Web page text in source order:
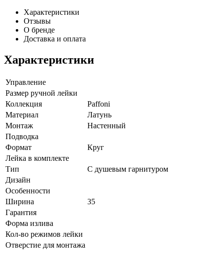
Характеристики
Отзывы
О бренде
Доставка и оплата
Характеристики
Управление
Размер ручной лейки
Коллекция
Paffoni
Материал
Латунь
Монтаж
Настенный
Подводка
Формат
Круг
Лейка в комплекте
Тип
С душевым гарнитуром
Дизайн
Особенности
Ширина
35
Гарантия
Форма излива
Кол-во режимов лейки
Отверстие для монтажа